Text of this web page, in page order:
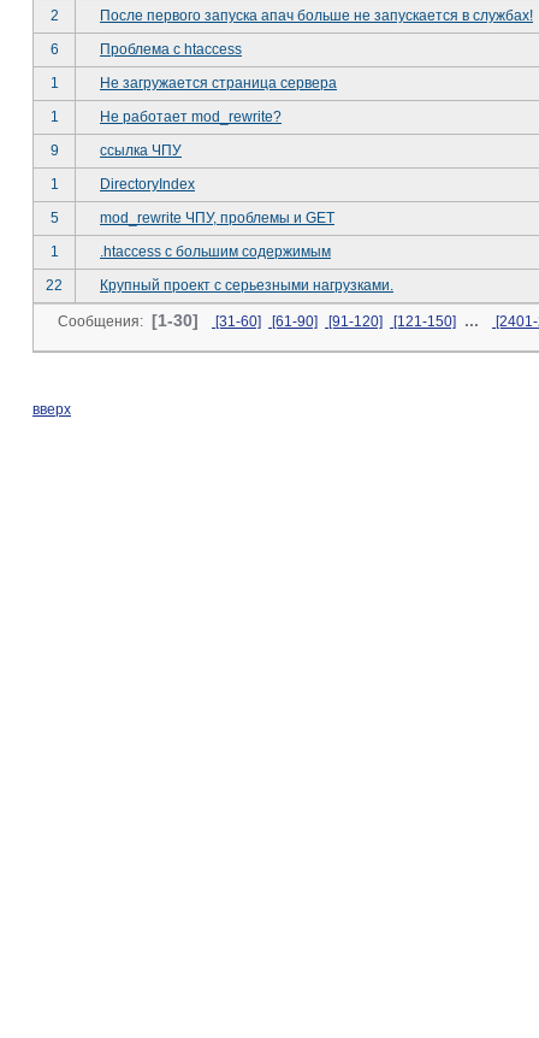
2
После первого запуска апач больше не запускается в службах!
6
Проблема с htaccess
1
Не загружается страница сервера
1
Не работает mod_rewrite?
9
ссылка ЧПУ
1
DirectoryIndex
5
mod_rewrite ЧПУ, проблемы и GET
1
.htaccess с большим содержимым
22
Крупный проект с серьезными нагрузками.
Сообщения: [1-30] [31-60] [61-90] [91-120] [121-150] ...
вверх